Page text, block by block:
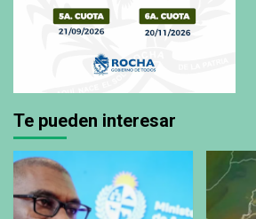
Te pueden interesar